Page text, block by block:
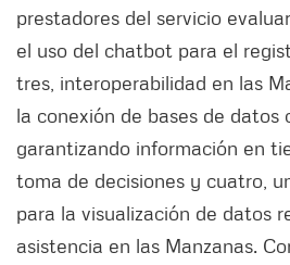
prestadores del servicio
el uso del chatbot para el
tres, interoperabilidad en las
la conexión de bases de datos
garantizando información en
toma de decisiones y cuatro,
para la visualización de datos
asistencia en las Manzanas.